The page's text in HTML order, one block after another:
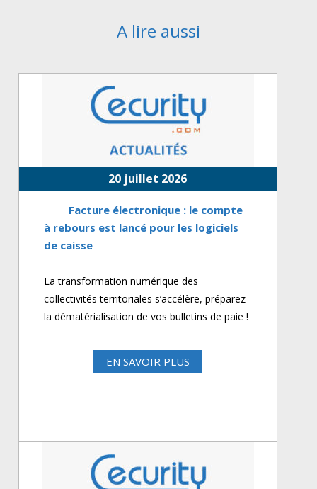
A lire aussi
20 juillet 2026
Facture électronique : le compte
à rebours est lancé pour les logiciels
de caisse
La transformation numérique des
collectivités territoriales s’accélère, préparez
la dématérialisation de vos bulletins de paie !
EN SAVOIR PLUS